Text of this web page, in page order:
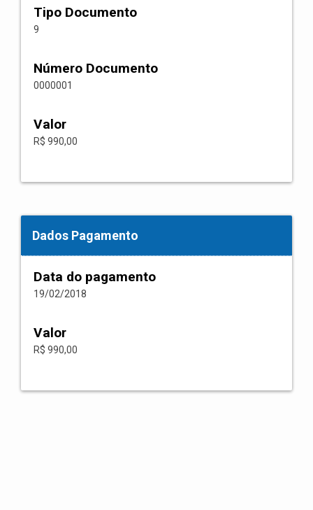
Tipo Documento
9
Número Documento
0000001
Valor
R$ 990,00
Dados Pagamento
Data do pagamento
19/02/2018
Valor
R$ 990,00